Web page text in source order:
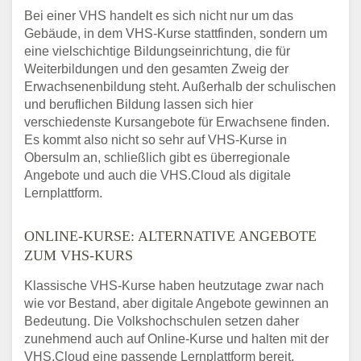
Bei einer VHS handelt es sich nicht nur um das
Gebäude, in dem VHS-Kurse stattfinden, sondern um
eine vielschichtige Bildungseinrichtung, die für
Weiterbildungen und den gesamten Zweig der
Erwachsenenbildung steht. Außerhalb der schulischen
und beruflichen Bildung lassen sich hier
verschiedenste Kursangebote für Erwachsene finden.
Es kommt also nicht so sehr auf VHS-Kurse in
Obersulm an, schließlich gibt es überregionale
Angebote und auch die VHS.Cloud als digitale
Lernplattform.
ONLINE-KURSE: ALTERNATIVE ANGEBOTE
ZUM VHS-KURS
Klassische VHS-Kurse haben heutzutage zwar nach
wie vor Bestand, aber digitale Angebote gewinnen an
Bedeutung. Die Volkshochschulen setzen daher
zunehmend auch auf Online-Kurse und halten mit der
VHS.Cloud eine passende Lernplattform bereit.